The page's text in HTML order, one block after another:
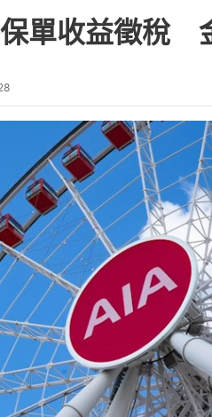
保單收益徵稅